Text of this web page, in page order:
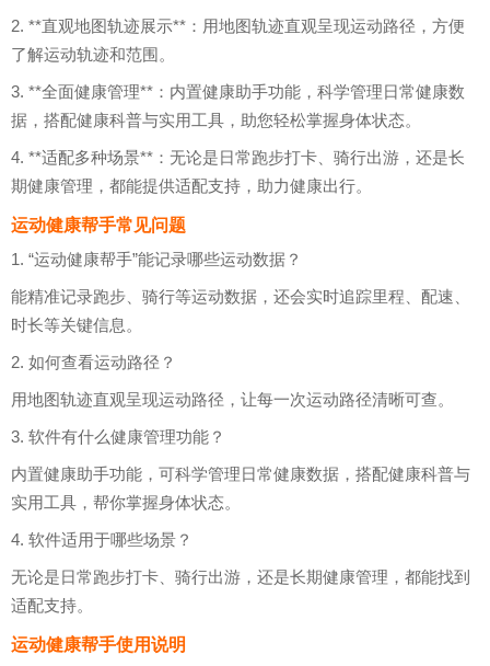
2. **直观地图轨迹展示**：用地图轨迹直观呈现运动路径，方便
了解运动轨迹和范围。
3. **全面健康管理**：内置健康助手功能，科学管理日常健康数
据，搭配健康科普与实用工具，助您轻松掌握身体状态。
4. **适配多种场景**：无论是日常跑步打卡、骑行出游，还是长
期健康管理，都能提供适配支持，助力健康出行。
运动健康帮手常见问题
1. “运动健康帮手”能记录哪些运动数据？
能精准记录跑步、骑行等运动数据，还会实时追踪里程、配速、
时长等关键信息。
2. 如何查看运动路径？
用地图轨迹直观呈现运动路径，让每一次运动路径清晰可查。
3. 软件有什么健康管理功能？
内置健康助手功能，可科学管理日常健康数据，搭配健康科普与
实用工具，帮你掌握身体状态。
4. 软件适用于哪些场景？
无论是日常跑步打卡、骑行出游，还是长期健康管理，都能找到
适配支持。
运动健康帮手使用说明